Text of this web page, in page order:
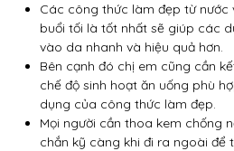
Các công thức làm đẹp từ nước
buổi tối là tốt nhất sẽ giúp các
vào da nhanh và hiệu quả hơn.
Bên cạnh đó chị em cũng cần
chế độ sinh hoạt ăn uống phù
dụng của công thức làm đẹp.
Mọi người cần thoa kem chống
chắn kỹ càng khi đi ra ngoài để